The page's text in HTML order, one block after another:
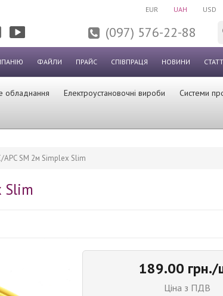
EUR UAH USD
(097) 576-22-88
ФАЙЛИ ПРАЙС СПІВПРАЦЯ НОВИНИ
обладнання Електроустановочні вироби
Системи
APC SM 2м Simplex Slim
Slim
189.00
Ціна з ПДВ